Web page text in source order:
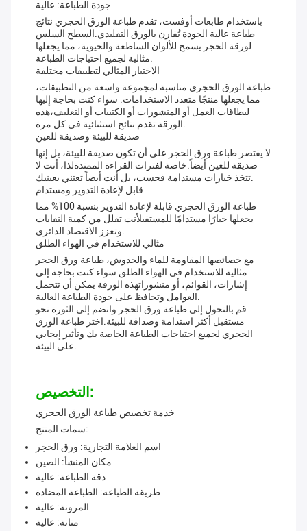
جودة الطباعة: عالية
باستخدام طابعات أوفست، تقدم طباعة الورق الحجري نتائج
طباعة عالية الجودة تُقارن بالورق التقليدي.السطح السلس
لورقة الحجر يسمح للألوان الساطعة والحيوية، مما يجعلها
مثالية لجميع احتياجات الطباعة.
الاختيار المثالي لتطبيقات مختلفة
طباعة الورق الحجري مناسبة لمجموعة واسعة من التطبيقات،
مما يجعلها منتجًا متعدد الاستخدامات. سواء كنت بحاجة إليها
لبطاقات العمل أو المنشورات أو الكتيبات أو التغليف،هذه
الورقة تقدم نتائج استثنائية في كل مرة.
صديقة للبيئة وصديقة للعين
لا يقتصر طباعة ورق الحجر على أن تكون صديقة للبيئة، بل إنها
صديقة للعين أيضاً.خاصة لفترات القراءة الممتدةلذا، أنت لا
تتخذ خيارات مستدامة فحسب، بل أنت أيضاً تعتني بعينيك.
قابل لإعادة التدوير ومستدام
طباعة الورق الحجري قابلة لإعادة التدوير بنسبة 100% مما
يجعلها خيارًا مستدامًا للمستقبلأنت تقلل من كمية النفايات
وتعزز الاقتصاد الدائري.
مثالي للاستخدام في الهواء الطلق
مع خصائصها المقاومة للماء والخدوش، طباعة ورق الحجر
مثالية للاستخدام في الهواء الطلق سواء كنت بحاجة إلى
إشارات، القوائم، أو منشوراتهذه الورقة يمكن أن تتحمل
العوامل وتحافظ على جودة الطباعة العالية.
قم بالتحول إلى طباعة ورق الحجر وانضم إلى الثورة نحو
مستقبل أكثر استدامة وصداقة للبيئة.اختر طباعة الورق
الحجري لجميع احتياجات الطباعة الخاصة بك وتأثير إيجابي
على البيئة.
التخصيص:
خدمة تخصيص طباعة الورق الحجري
سمات المنتج:
اسم العلامة التجارية: ورق الحجر
مكان المنشأ: الصين
دقة الطباعة: عالية
طريقة الطباعة: الطباعة المضادة
المرونة: عالية
متانة: عالية